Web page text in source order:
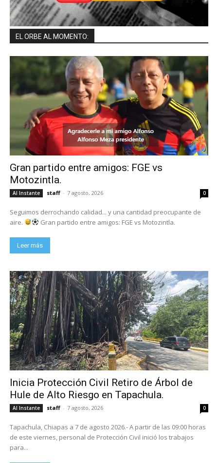
EL ORBE AL MOMENTO:
Gran partido entre amigos: FGE vs
Motozintla.
Al Instante staff - 7 agosto, 2026 0
Seguimos derrochando calidad... y una cantidad preocupante de
aire.
Gran partido entre amigos: FGE vs Motozintla.
Leer más
Inicia Protección Civil Retiro de Árbol de
Hule de Alto Riesgo en Tapachula.
Al Instante staff - 7 agosto, 2026 0
Tapachula, Chiapas a 7 de agosto 2026.- A partir de las 09:00 horas
de este viernes, personal de Protección Civil inició los trabajos
para...